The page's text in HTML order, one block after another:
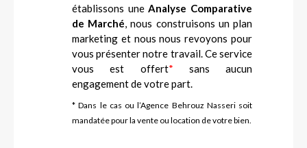
établissons uneAnalyse Comparative
de Marché, nous construisons un plan
marketing et nous nous revoyons pour
vous présenter notre travail. Ce service
vous est offert* sans aucun
engagement de votre part.
* Dans le cas ou l’Agence Behrouz Nasseri soit
mandatée pour la vente ou location de votre bien.